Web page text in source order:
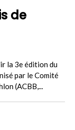
de
la 3e édition du
par le Comité
(ACBB,...